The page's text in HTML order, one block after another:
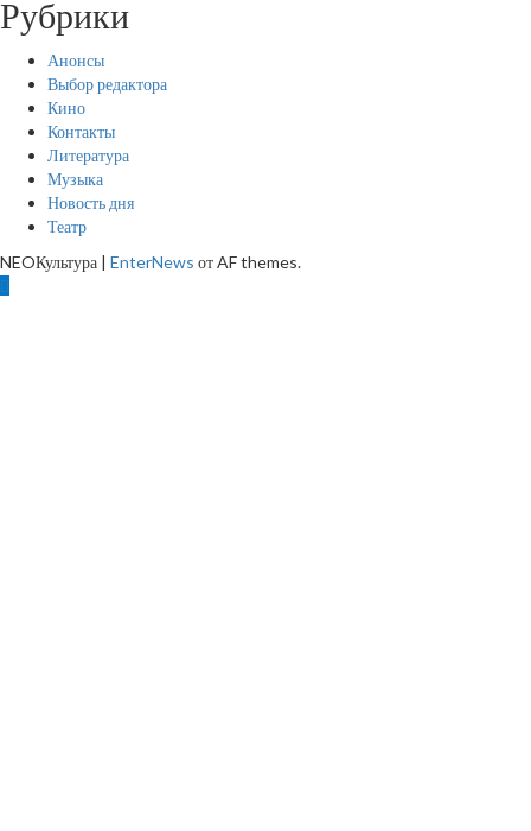
Рубрики
Анонсы
Выбор редактора
Кино
Контакты
Литература
Музыка
Новость дня
Театр
NEOКультура
EnterNews от AF themes.